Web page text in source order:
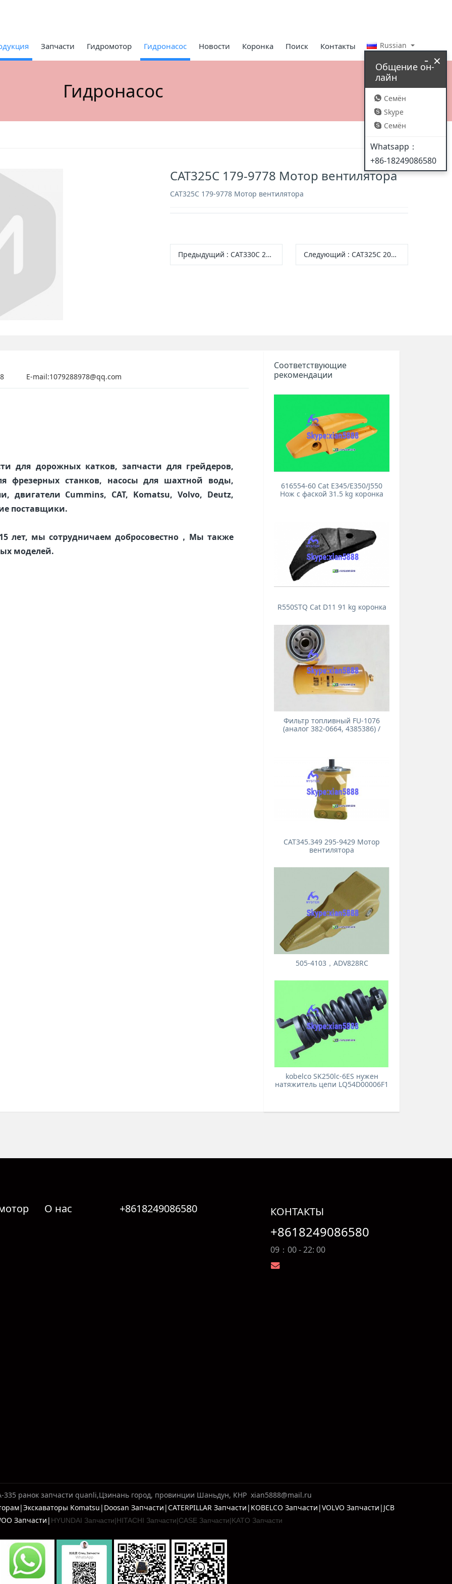
Запчасти Гидромотор Гидронасос Новости Коронка Поиск Контакты Russian
Гидронасос
CAT325C 179-9778 Мотор вентилятора
CAT325C 179-9778 Мотор вентилятора
Предыдущий : CAT330C 283-5992 Вентиляционный насос Следующий : CAT325C 200-3406 Вентиляционный насос
E-mail:1079288978@qq.com
для дорожных катков, запчасти для грейдеров,
фрезерных станков, насосы для шахтной воды,
двигатели Cummins, CAT, Komatsu, Volvo, Deutz,
поставщики.
лет, мы сотрудничаем добросовестно，Мы также
моделей.
Соответствующие
рекомендации
616554-60 Cat E345/E350/J550
Нож с фаской 31.5 kg коронка
R550STQ Cat D11 91 kg коронка
Фильтр топливный FU-1076
(аналог 382-0664, 4385386) /
CAT345.349 295-9429 Мотор
вентилятора
505-4103，ADV828RC
kobelco SK250lc-6ES нужен
натяжитель цепи LQ54D00006F1
О нас +8618249086580 КОНТАКТЫ
+8618249086580
09：00 - 22: 00
335 ранок запчасти quanli,Цзинань город, провинции Шаньдун, КНР xian5888@mail.ru
Komatsu|Doosan Запчасти|CATERPILLAR Запчасти|KOBELCO Запчасти|VOLVO Запчасти|JCB
Запчасти| HYUNDAI Запчасти|HITACHI Запчасти|CASE Запчасти|KATO Запчасти
×
-
Общение он-
лайн
Семён
Skype
Семён
Whatsapp：
+86-18249086580